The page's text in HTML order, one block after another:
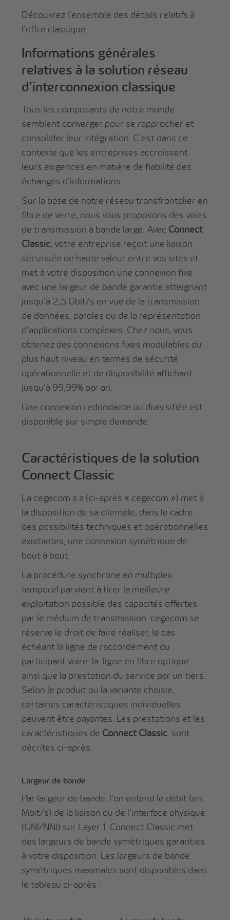
Découvrez l’ensemble des détails relatifs à
l’offre classique.
Informations générales
relatives à la solution réseau
d’interconnexion classique
Tous les composants de notre monde
semblent converger pour se rapprocher et
consolider leur intégration. C’est dans ce
contexte que les entreprises accroissent
leurs exigences en matière de fiabilité des
échanges d’informations.
Sur la base de notre réseau transfrontalier en
fibre de verre, nous vous proposons des voies
de transmission à bande large. Avec Connect
Classic, votre entreprise reçoit une liaison
sécurisée de haute valeur entre vos sites et
met à votre disposition une connexion fixe
avec une largeur de bande garantie atteignant
jusqu’à 2,5 Gbit/s en vue de la transmission
de données, paroles ou de la représentation
d’applications complexes. Chez nous, vous
obtenez des connexions fixes modulables du
plus haut niveau en termes de sécurité
opérationnelle et de disponibilité affichant
jusqu’à 99,99% par an.
Une connexion redondante ou diversifiée est
disponible sur simple demande.
Caractéristiques de la solution
Connect Classic
La cegecom s.a (ci-après « cegecom ») met à
la disposition de sa clientèle, dans le cadre
des possibilités techniques et opérationnelles
existantes, une connexion symétrique de
bout à bout.
La procédure synchrone en multiplex
temporel parvient à tirer la meilleure
exploitation possible des capacités offertes
par le médium de transmission. cegecom se
réserve le droit de faire réaliser, le cas
échéant la ligne de raccordement du
participant voire la ligne en fibre optique
ainsi que la prestation du service par un tiers.
Selon le produit ou la variante choisie,
certaines caractéristiques individuelles
peuvent être payantes. Les prestations et les
caractéristiques de Connect Classic sont
décrites ci-après.
Largeur de bande
Par largeur de bande, l’on entend le débit (en
Mbit/s) de la liaison ou de l’interface physique
(UNI/NNI) sur Layer 1. Connect Classic met
des largeurs de bande symétriques garanties
à votre disposition. Les largeurs de bande
symétriques maximales sont disponibles dans
le tableau ci-après :